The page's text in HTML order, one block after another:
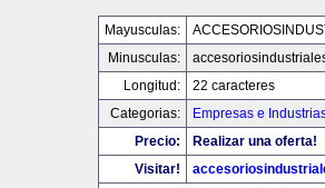
Mayusculas:
Minusculas:
Longitud:
22 caracteres
Categorias:
Empresas e
Precio:
Realizar una oferta!
Visitar!